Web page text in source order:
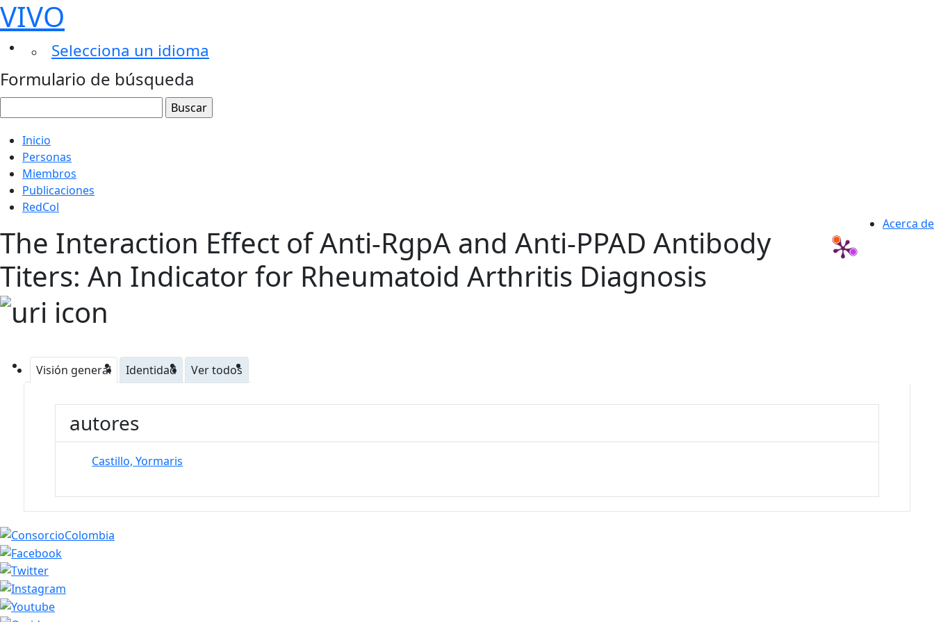
VIVO
Selecciona un idioma
Formulario de búsqueda
Inicio
Personas
Miembros
Publicaciones
RedCol
Acerca de
The Interaction Effect of Anti-RgpA and Anti-PPAD Antibody
Titers: An Indicator for Rheumatoid Arthritis Diagnosis
Visión general Identidad Ver todos
autores
Castillo, Yormaris